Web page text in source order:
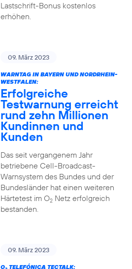
Lastschrift-Bonus kostenlos
erhöhen.
09. März 2023
WARNTAG IN BAYERN UND NORDRHEIN-
WESTFALEN:
Erfolgreiche
Testwarnung erreicht
rund zehn Millionen
Kundinnen und
Kunden
Das seit vergangenem Jahr
betriebene Cell-Broadcast-
Warnsystem des Bundes und der
Bundesländer hat einen weiteren
Härtetest im O2Netz erfolgreich
bestanden.
09. März 2023
O TELEFÓNICA TECTALK: